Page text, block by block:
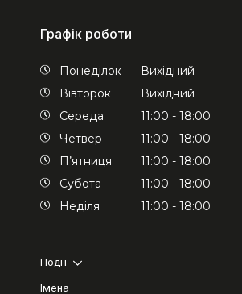
Графік роботи
Понеділок
Вівторок
Середа
Четвер
П’ятниця
Субота
Неділя
Вихідний
Вихідний
11:00 - 18:00
11:00 - 18:00
11:00 - 18:00
11:00 - 18:00
11:00 - 18:00
Події
Імена